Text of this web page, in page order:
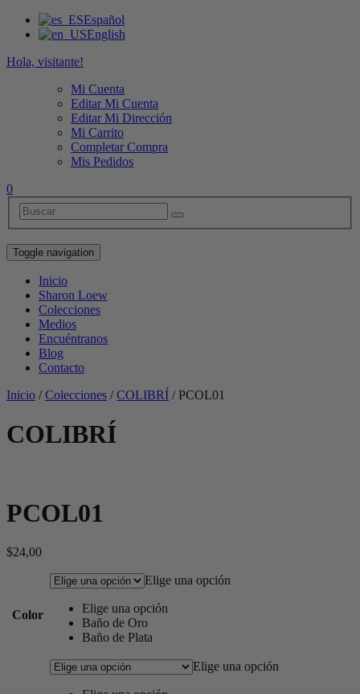
Español
English
Hola, visitante!
Mi Cuenta
Editar Mi Cuenta
Editar Mi Dirección
Mi Carrito
Completar Compra
Mis Pedidos
0
Toggle navigation
Inicio
Sharon Loew
Colecciones
Medios
Encuéntranos
Blog
Contacto
Inicio /Colecciones /COLIBRÍ /PCOL01
COLIBRÍ
PCOL01
$24,00
Color
Elige una opción
Elige una opción
Baño de Oro
Baño de Plata
Elige una opción